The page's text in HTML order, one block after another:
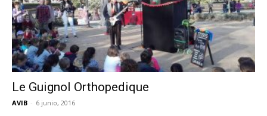
Le Guignol Orthopedique
AVIB - 6 junio, 2016